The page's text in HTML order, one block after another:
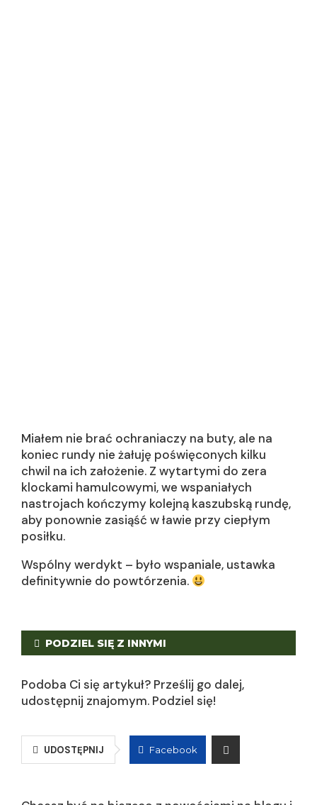
Miałem nie brać ochraniaczy na buty, ale na
koniec rundy nie żałuję poświęconych kilku
chwil na ich założenie. Z wytartymi do zera
klockami hamulcowymi, we wspaniałych
nastrojach kończymy kolejną kaszubską rundę,
aby ponownie zasiąść w ławie przy ciepłym
posiłku.
Wspólny werdykt – było wspaniale, ustawka
definitywnie do powtórzenia.
PODZIEL SIĘ Z INNYMI
Podoba Ci się artykuł? Prześlij go dalej,
udostępnij znajomym. Podziel się!
UDOSTĘPNIJ Facebook